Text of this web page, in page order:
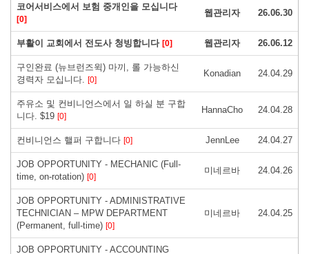
코어서비스에서 보험 중개인을 모십니다
[0]
웹관리자 26.06.30
부활이 교회에서 전도사 청빙합니다 [0] 웹관리자 26.06.12
구인완료 (뉴브런즈윅) 마끼, 롤 가능하신
경력자 모십니다. [0]
Konadian 24.04.29
주유소 및 컨비니언스에서 일 하실 분 구합
니다. $19 [0]
HannaCho 24.04.28
컨비니언스 핼퍼 구합니다 [0] JennLee 24.04.27
JOB OPPORTUNITY - MECHANIC (Full-
time, on-rotation) [0]
미네르바 24.04.26
JOB OPPORTUNITY - ADMINISTRATIVE
TECHNICIAN ‒ MPW DEPARTMENT
(Permanent, full-time) [0]
미네르바 24.04.25
JOB OPPORTUNITY - ACCOUNTING